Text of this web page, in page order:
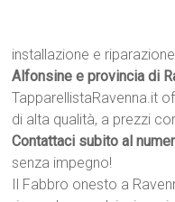
installazione e
Alfonsine e provincia di
TapparellistaRavenna.it
di alta qualità, a prezzi
Contattaci subito al
senza impegno!
Il Fabbro onesto a